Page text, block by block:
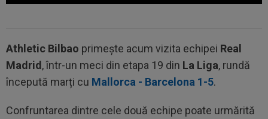
Athletic Bilbao primește acum vizita echipei Real
Madrid, într-un meci din etapa 19 din La Liga, rundă
începută marți cu Mallorca - Barcelona 1-5.
Confruntarea dintre cele două echipe poate urmărită